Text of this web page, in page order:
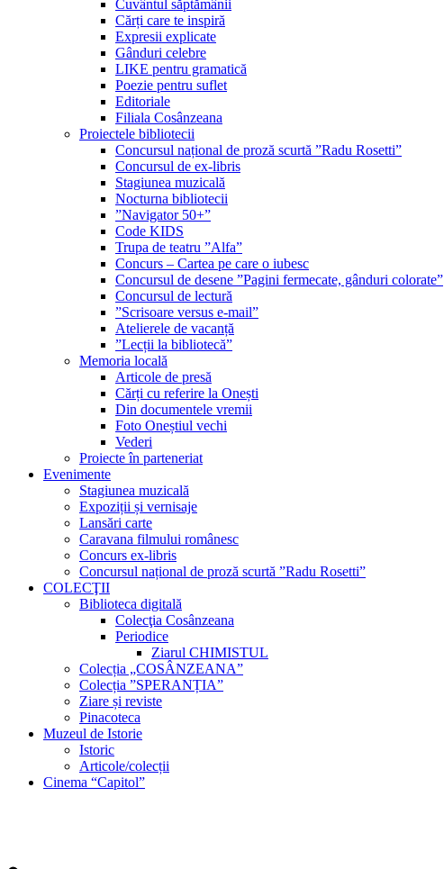
Cuvântul săptămânii
Cărți care te inspiră
Expresii explicate
Gânduri celebre
LIKE pentru gramatică
Poezie pentru suflet
Editoriale
Filiala Cosânzeana
Proiectele bibliotecii
Concursul național de proză scurtă ”Radu Rosetti”
Concursul de ex-libris
Stagiunea muzicală
Nocturna bibliotecii
”Navigator 50+”
Code KIDS
Trupa de teatru ”Alfa”
Concurs – Cartea pe care o iubesc
Concursul de desene ”Pagini fermecate, gânduri colorate”
Concursul de lectură
”Scrisoare versus e-mail”
Atelierele de vacanță
”Lecții la bibliotecă”
Memoria locală
Articole de presă
Cărți cu referire la Onești
Din documentele vremii
Foto Oneștiul vechi
Vederi
Proiecte în parteneriat
Evenimente
Stagiunea muzicală
Expoziții și vernisaje
Lansări carte
Caravana filmului românesc
Concurs ex-libris
Concursul național de proză scurtă ”Radu Rosetti”
COLECŢII
Biblioteca digitală
Colecţia Cosânzeana
Periodice
Ziarul CHIMISTUL
Colecția „COSÂNZEANA”
Colecția ”SPERANȚIA”
Ziare și reviste
Pinacoteca
Muzeul de Istorie
Istoric
Articole/colecții
Cinema “Capitol”